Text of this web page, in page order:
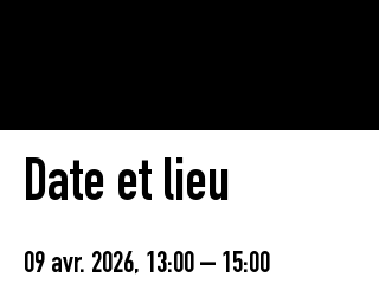
Date et lieu
09 avr. 2026, 13:00 – 15:00